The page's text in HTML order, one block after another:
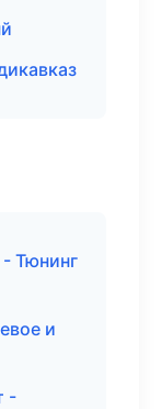
Тюнинг
и
-